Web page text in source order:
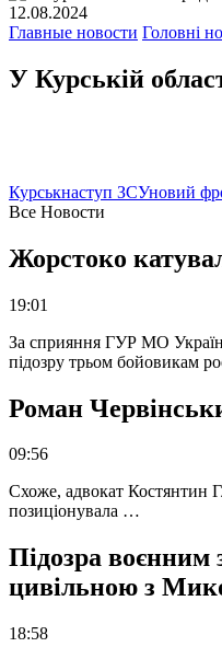
12.08.2024
Главные новости Головні
У Курській
Курськнаступ ЗСУновий
Все Новости
Жорстоко
19:01
За сприяння ГУР МО
підозру трьом бойовикам
Роман
09:56
Схоже, адвокат Костянтин
позиціонувала …
Підозра воєнним
цивільною з
18:58